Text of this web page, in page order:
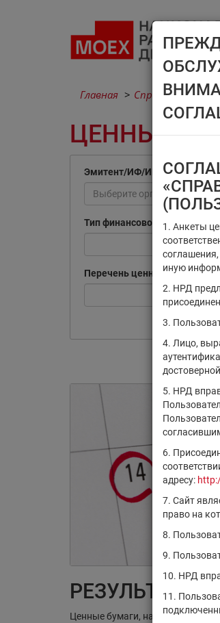
Главная Справочники
ЦЕННЫЕ
1. Анкеты
иную
2. НРД
3.
4. Лицо,
5. НРД
6.
адресу:
7. Сайт
право на
8.
9.
10. НРД
11.
Эмитент/ИФ/ИП
Выберите организацию
Тип финансового
Перечень ценных бумаг, по
РЕЗУЛЬТАТЫ
Ценные бумаги, находящиеся